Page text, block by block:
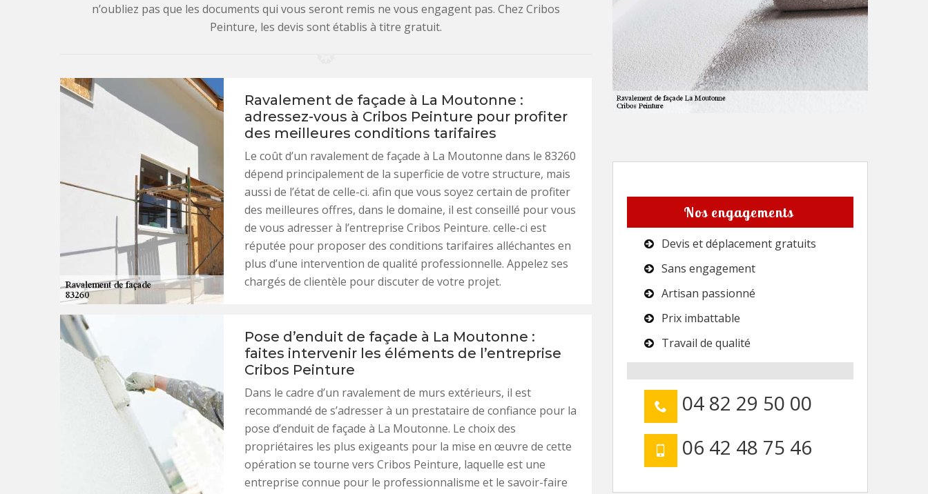
n’oubliez pas que les documents qui vous seront remis ne vous engagent pas. Chez Cribos
Peinture, les devis sont établis à titre gratuit.
Ravalement de façade à La Moutonne :
adressez-vous à Cribos Peinture pour profiter
des meilleures conditions tarifaires
Le coût d’un ravalement de façade à La Moutonne dans le 83260
dépend principalement de la superficie de votre structure, mais
aussi de l’état de celle-ci. afin que vous soyez certain de profiter
des meilleures offres, dans le domaine, il est conseillé pour vous
de vous adresser à l’entreprise Cribos Peinture. celle-ci est
réputée pour proposer des conditions tarifaires alléchantes en
plus d’une intervention de qualité professionnelle. Appelez ses
chargés de clientèle pour discuter de votre projet.
Pose d’enduit de façade à La Moutonne :
faites intervenir les éléments de l’entreprise
Cribos Peinture
Dans le cadre d’un ravalement de murs extérieurs, il est
recommandé de s’adresser à un prestataire de confiance pour la
pose d’enduit de façade à La Moutonne. Le choix des
propriétaires les plus exigeants pour la mise en œuvre de cette
opération se tourne vers Cribos Peinture, laquelle est une
entreprise connue pour le professionnalisme et le savoir-faire
Nos engagements
Devis et déplacement gratuits
Sans engagement
Artisan passionné
Prix imbattable
Travail de qualité
04 82 29 50 00
06 42 48 75 46